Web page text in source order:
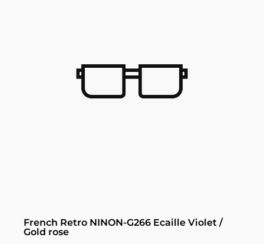
French Retro NINON-G266 Ecaille Violet /
Gold rose